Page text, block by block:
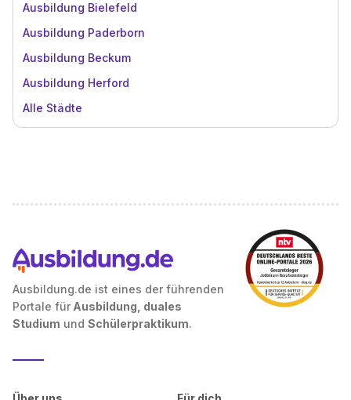
Ausbildung Bielefeld
Ausbildung Paderborn
Ausbildung Beckum
Ausbildung Herford
Alle Städte
Ausbildung.de ist eines der führenden
Portale für Ausbildung, duales
Studium und Schülerpraktikum.